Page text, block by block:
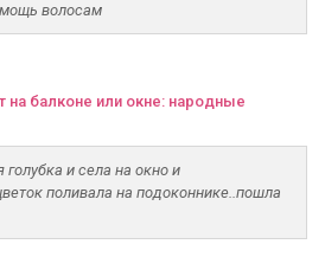
волосам
на балконе или окне: народные
и села на окно и
поливала на подоконнике..пошла